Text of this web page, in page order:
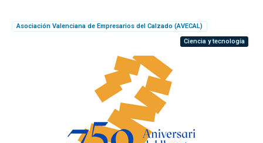
Asociación Valenciana de Empresarios del Calzado (AVECAL)
Ciencia y tecnología